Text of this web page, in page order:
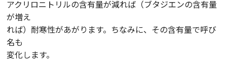
アクリロニトリルの含有量が減れば（ブタジエンの含有量
が増え
れば）耐寒性があがります。ちなみに、その含有量で呼び
名も
変化します。